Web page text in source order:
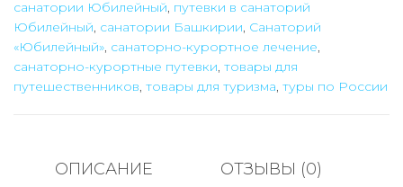
(Башкирия)
на
2
туристов
санатории Юбилейный, путевки в санаторий
Юбилейный, санатории Башкирии, Санаторий
«Юбилейный», санаторно-курортное лечение,
санаторно-курортные путевки, товары для
путешественников, товары для туризма, туры по России
ОПИСАНИЕ ОТЗЫВЫ (0)